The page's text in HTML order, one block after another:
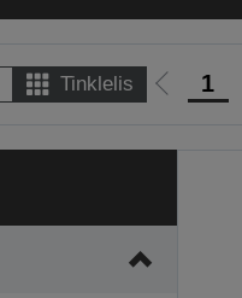
Tinklelis
Eiti
ankstesnį
1